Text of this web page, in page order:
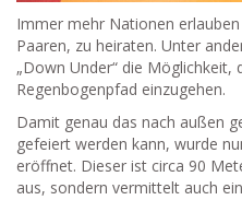
Immer mehr Nationen
Paaren, zu heiraten. Unter
„Down Under“ die Möglichkeit,
Regenbogenpfad einzugehen.
Damit genau das nach außen
gefeiert werden kann, wurde
eröffnet. Dieser ist circa 90
aus, sondern vermittelt auch